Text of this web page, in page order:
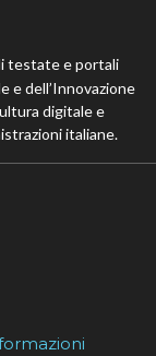
testate e portali
e dell’Innovazione
digitale e
italiane.